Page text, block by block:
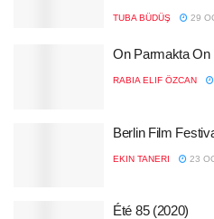
TUBA BÜDÜŞ 29
On Parmakta On
RABIA ELIF ÖZCAN
Berlin Film
EKIN TANERI 23
Été 85 (2020)